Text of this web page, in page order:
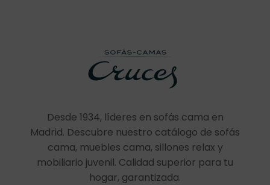
Desde 1934, líderes en sofás cama en
Madrid. Descubre nuestro catálogo de sofás
cama, muebles cama, sillones relax y
mobiliario juvenil. Calidad superior para tu
hogar, garantizada.